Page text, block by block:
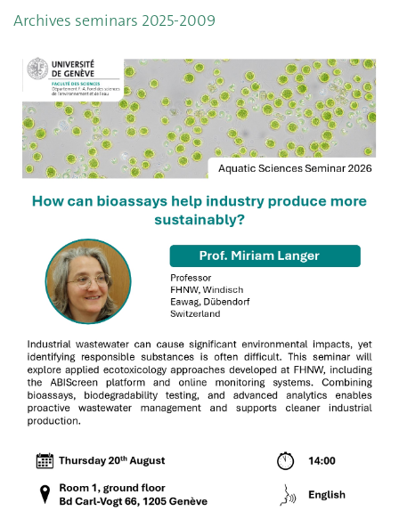
Archives seminars 2025-2009